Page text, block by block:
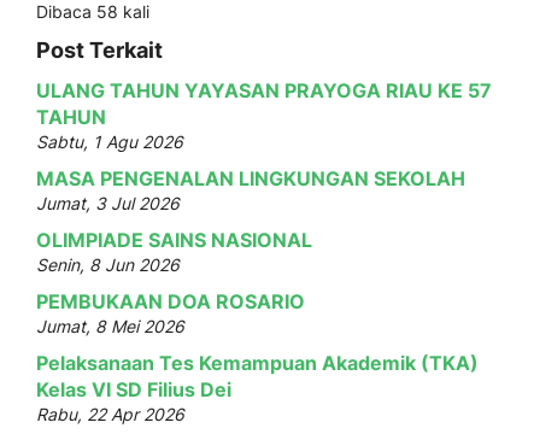
Dibaca 58 kali
Post Terkait
ULANG TAHUN YAYASAN PRAYOGA RIAU KE 57
TAHUN
Sabtu, 1 Agu 2026
MASA PENGENALAN LINGKUNGAN SEKOLAH
Jumat, 3 Jul 2026
OLIMPIADE SAINS NASIONAL
Senin, 8 Jun 2026
PEMBUKAAN DOA ROSARIO
Jumat, 8 Mei 2026
Pelaksanaan Tes Kemampuan Akademik (TKA)
Kelas VI SD Filius Dei
Rabu, 22 Apr 2026